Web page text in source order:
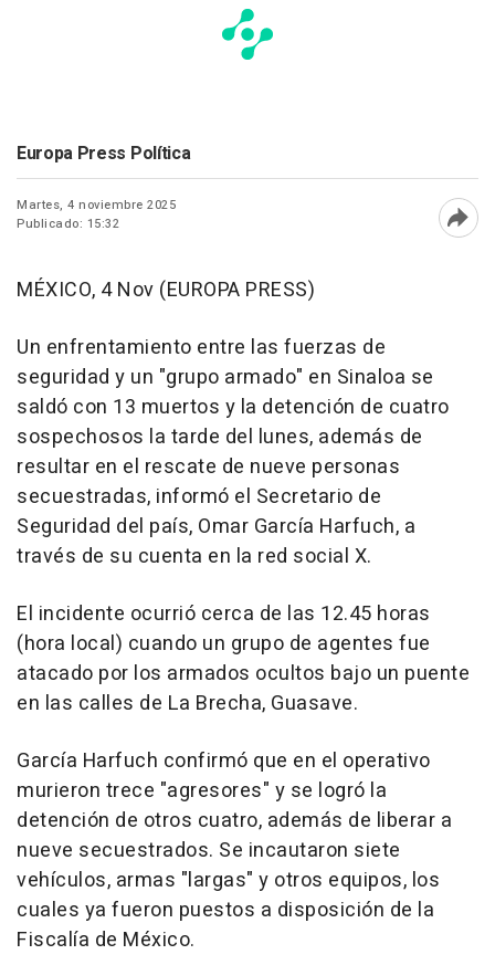
Europa Press Política
Martes, 4 noviembre 2025
Publicado: 15:32
MÉXICO, 4 Nov (EUROPA PRESS)
Un enfrentamiento entre las fuerzas de
seguridad y un "grupo armado" en Sinaloa se
saldó con 13 muertos y la detención de cuatro
sospechosos la tarde del lunes, además de
resultar en el rescate de nueve personas
secuestradas, informó el Secretario de
Seguridad del país, Omar García Harfuch, a
través de su cuenta en la red social X.
El incidente ocurrió cerca de las 12.45 horas
(hora local) cuando un grupo de agentes fue
atacado por los armados ocultos bajo un puente
en las calles de La Brecha, Guasave.
García Harfuch confirmó que en el operativo
murieron trece "agresores" y se logró la
detención de otros cuatro, además de liberar a
nueve secuestrados. Se incautaron siete
vehículos, armas "largas" y otros equipos, los
cuales ya fueron puestos a disposición de la
Fiscalía de México.